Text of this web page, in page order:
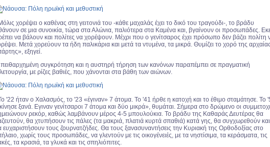
χορέψει ο καθένας στη γειτονιά του -κάθε μαχαλάς έχει το δικό του τραγούδι-, το βράδυ
σε μια συνοικία, τώρα στα Αλώνια, παλιότερα στα Καμένα και, βγαίνουν οι προσωπάδες.
να βάλουν και πολίτες να χορέψουν. Μέχρι που ο γενίτσαρος έχει πρόσωπο δεν βάζει πολίτη
Μετά χορεύουν τα ήδη παλικάρια και μετά τα ντυμένα, τα μικρά. Θυμίζει το χορό της
εξηγεί.
συγκρότηση και η αυστηρή τήρηση των κανόνων παραπέμπει σε πραγματική
με ρίζες βαθιές, που χάνονται στα βάθη των αιώνων.
'22 ήταν ο Χαλασμός, το '23 «έγιναν» 7 άτομα. Το '41 ήρθε η κατοχή και το έθιμο σταμάτησε. Το
ξανά. Eγιναν γενίτσαροι 7 άτομα και δύο μικρά», θυμάται. Σήμερα στο δρώμενο οι
ρεκόρ, καθώς λαμβάνουν μέρος 4-5 μπουλούκια. Το βράδυ της Καθαράς Δευτέρας θα
θα χτυπήσουν τις πάλες (τα μακριά, πλατιά κυρτά σπαθιά) κατά γης, θα συγχωρεθούν και
ευχαριστήσουν τους ζουρνατζήδες. Θα τους ξανασυναντήσεις την Κυριακή της Ορθοδοξίας στο
χωρίς τους προσωπάδες, να γλεντούν με τις οικογένειές, με τα νηστίσιμα, τα κεράσματα, τις
τα κρασιά, τα γλυκά και τις σπηλιόπιτες.